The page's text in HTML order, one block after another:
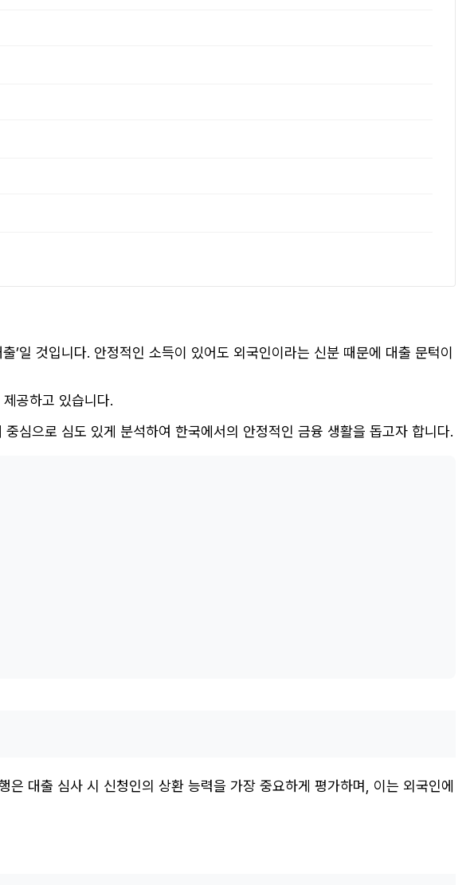
일 것입니다. 안정적인 소득이 있어도 외국인이라는 신분 때문에 대출 문턱이
공하고 있습니다.
심으로 심도 있게 분석하여 한국에서의 안정적인 금융 생활을 돕고자 합니다.
대출 심사 시 신청인의 상환 능력을 가장 중요하게 평가하며, 이는 외국인에